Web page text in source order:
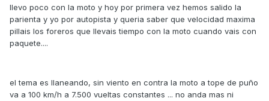
llevo poco con la moto y hoy por primera vez hemos salido la
parienta y yo por autopista y queria saber que velocidad maxima
pillais los foreros que llevais tiempo con la moto cuando vais con
paquete....
el tema es llaneando, sin viento en contra la moto a tope de puño
va a 100 km/h a 7.500 vueltas constantes ... no anda mas ni